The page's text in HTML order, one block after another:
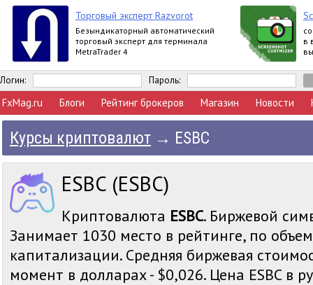
Торговый эксперт Razvorot
Безындикаторный автоматический
торговый эксперт для терминала
MetraTrader 4
в
Логин: Пароль:
FxMag.ru Блоги Рейтинг брокеров Магазин Новости
Курсы криптовалют → ESBC
ESBC (ESBC)
Криптовалюта ESBC. Биржевой
Занимает 1030 место в рейтинге, по
капитализации. Средняя биржевая
момент в долларах - $0,026. Цена ESBC в